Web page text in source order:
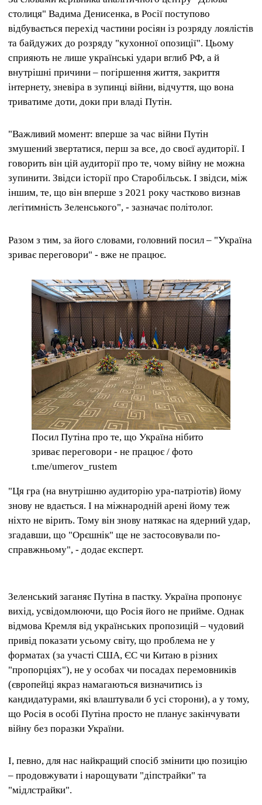
столиця" Вадима Денисенка, в Росії поступово
відбувається перехід частини росіян із розряду лоялістів
та байдужих до розряду "кухонної опозиції". Цьому
сприяють не лише українські удари вглиб РФ, а й
внутрішні причини – погіршення життя, закриття
інтернету, зневіра в зупинці війни, відчуття, що вона
триватиме доти, доки при владі Путін.
"Важливий момент: вперше за час війни Путін
змушений звертатися, перш за все, до своєї аудиторії. І
говорить він цій аудиторії про те, чому війну не можна
зупинити. Звідси історії про Старобільськ. І звідси, між
іншим, те, що він вперше з 2021 року частково визнав
легітимність Зеленського", - зазначає політолог.
Разом з тим, за його словами, головний посил – "Україна
зриває переговори" - вже не працює.
Посил Путіна про те, що Україна нібито
зриває переговори - не працює / фото
t.me/umerov_rustem
"Ця гра (на внутрішню аудиторію ура-патріотів) йому
знову не вдається. І на міжнародній арені йому теж
ніхто не вірить. Тому він знову натякає на ядерний удар,
згадавши, що "Орєшнік" ще не застосовували по-
справжньому", - додає експерт.
Зеленський заганяє Путіна в пастку. Україна пропонує
вихід, усвідомлюючи, що Росія його не прийме. Однак
відмова Кремля від українських пропозицій – чудовий
привід показати усьому світу, що проблема не у
форматах (за участі США, ЄС чи Китаю в різних
"пропорціях"), не у особах чи посадах перемовників
(європейці якраз намагаються визначитись із
кандидатурами, які влаштували б усі сторони), а у тому,
що Росія в особі Путіна просто не планує закінчувати
війну без поразки України.
І, певно, для нас найкращий спосіб змінити цю позицію
– продовжувати і нарощувати "діпстрайки" та
"мідлстрайки".